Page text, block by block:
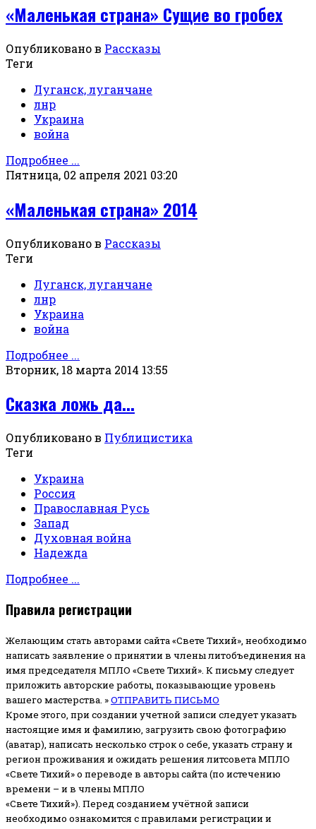
«Маленькая страна» Сущие во гробех
Опубликовано в Рассказы
Теги
Луганск, луганчане
лнр
Украина
война
Подробнее ...
Пятница, 02 апреля 2021 03:20
«Маленькая страна» 2014
Опубликовано в Рассказы
Теги
Луганск, луганчане
лнр
Украина
война
Подробнее ...
Вторник, 18 марта 2014 13:55
Сказка ложь да...
Опубликовано в Публицистика
Теги
Украина
Россия
Православная Русь
Запад
Духовная война
Надежда
Подробнее ...
Правила регистрации
Желающим стать авторами сайта «Свете Тихий», необходимо
написать заявление о принятии в члены литобъединения на
имя председателя МПЛО «Свете Тихий». К письму следует
приложить авторские работы, показывающие уровень
вашего мастерства. »ОТПРАВИТЬ ПИСЬМО
Кроме этого, при создании учетной записи следует указать
настоящие имя и фамилию, загрузить свою фотографию
(аватар), написать несколько строк о себе, указать страну и
регион проживания и ожидать решения литсовета МПЛО
«Свете Тихий» о переводе в авторы сайта (по истечению
времени – и в члены МПЛО
«Свете Тихий»). Перед созданием учётной записи
необходимо ознакомится с правилами регистрации и